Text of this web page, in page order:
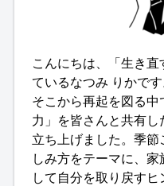
こんにちは、「生き
ているなつみ りかで
そこから再起を図る
力」を皆さんと共有
立ち上げました。季
しみ方をテーマに、
して自分を取り戻す